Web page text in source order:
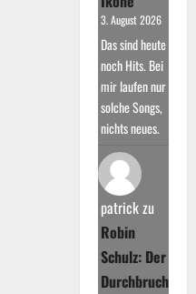
3. August 2026
Das sind heute
noch Hits. Bei
mir laufen nur
solche Songs,
nichts neues.
patrickzu
Robin
Schulz: Der
Durchbruch